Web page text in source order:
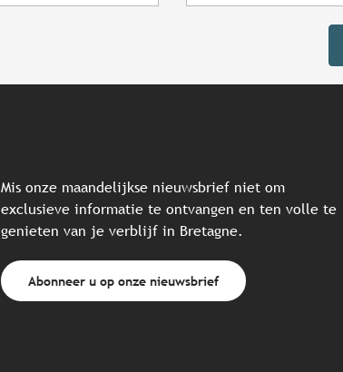
Mis onze maandelijkse nieuwsbrief niet om
exclusieve informatie te ontvangen en ten volle te
genieten van je verblijf in Bretagne.
Abonneer u op onze nieuwsbrief